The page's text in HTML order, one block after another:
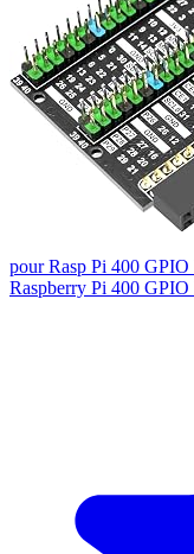
pour Rasp Pi 400
Raspberry Pi 400